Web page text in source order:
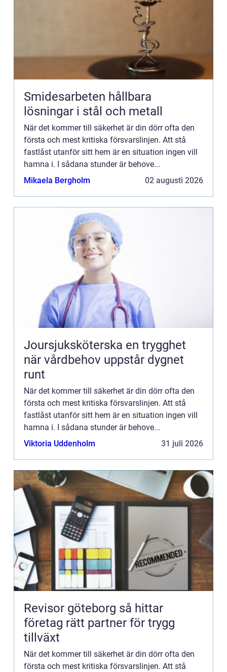
Smidesarbeten hållbara
lösningar i stål och metall
När det kommer till säkerhet är din dörr ofta den
första och mest kritiska försvarslinjen. Att stå
fastlåst utanför sitt hem är en situation ingen vill
hamna i. I sådana stunder är behove...
Mikaela Bergholm
02 augusti 2026
Joursjuksköterska en trygghet
när vårdbehov uppstår dygnet
runt
När det kommer till säkerhet är din dörr ofta den
första och mest kritiska försvarslinjen. Att stå
fastlåst utanför sitt hem är en situation ingen vill
hamna i. I sådana stunder är behove...
Viktoria Uddenholm
31 juli 2026
Revisor göteborg så hittar
företag rätt partner för trygg
tillväxt
När det kommer till säkerhet är din dörr ofta den
första och mest kritiska försvarslinjen. Att stå